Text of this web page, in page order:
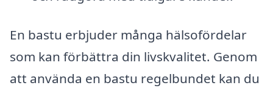
En bastu erbjuder många hälsofördelar
som kan förbättra din livskvalitet. Genom
att använda en bastu regelbundet kan du